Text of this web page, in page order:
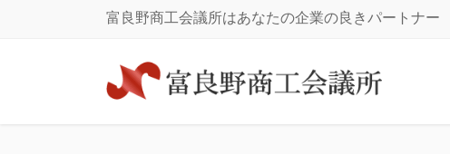
富良野商工会議所はあなたの企業の良きパートナー